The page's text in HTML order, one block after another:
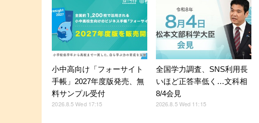
小中高向け「フォーサイト
手帳」2027年度版発売、無
料サンプル受付
2026.8.5 Wed 17:15
全国学力調査、SNS利用長
いほど正答率低く…文科相
8/4会見
2026.8.5 Wed 11:15